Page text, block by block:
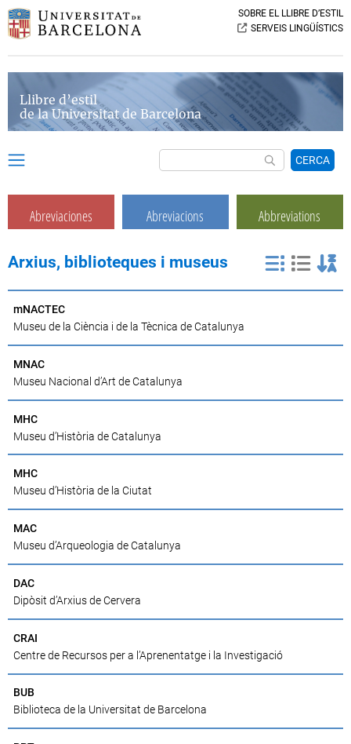
SOBRE EL LLIBRE D’ESTIL
SERVEIS LINGÜÍSTICS
Llibre d’estil
de la Universitat de Barcelona
CERCA
Abreviaciones Abreviacions Abbreviations
Arxius, biblioteques i museus
mNACTEC
Museu de la Ciència i de la Tècnica de Catalunya
MNAC
Museu Nacional d’Art de Catalunya
MHC
Museu d’Història de Catalunya
MHC
Museu d’Història de la Ciutat
MAC
Museu d’Arqueologia de Catalunya
DAC
Dipòsit d’Arxius de Cervera
CRAI
Centre de Recursos per a l’Aprenentatge i la Investigació
BUB
Biblioteca de la Universitat de Barcelona